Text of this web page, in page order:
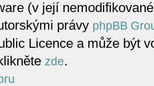
(v její
právy phpBB
Licence a může být
zde.